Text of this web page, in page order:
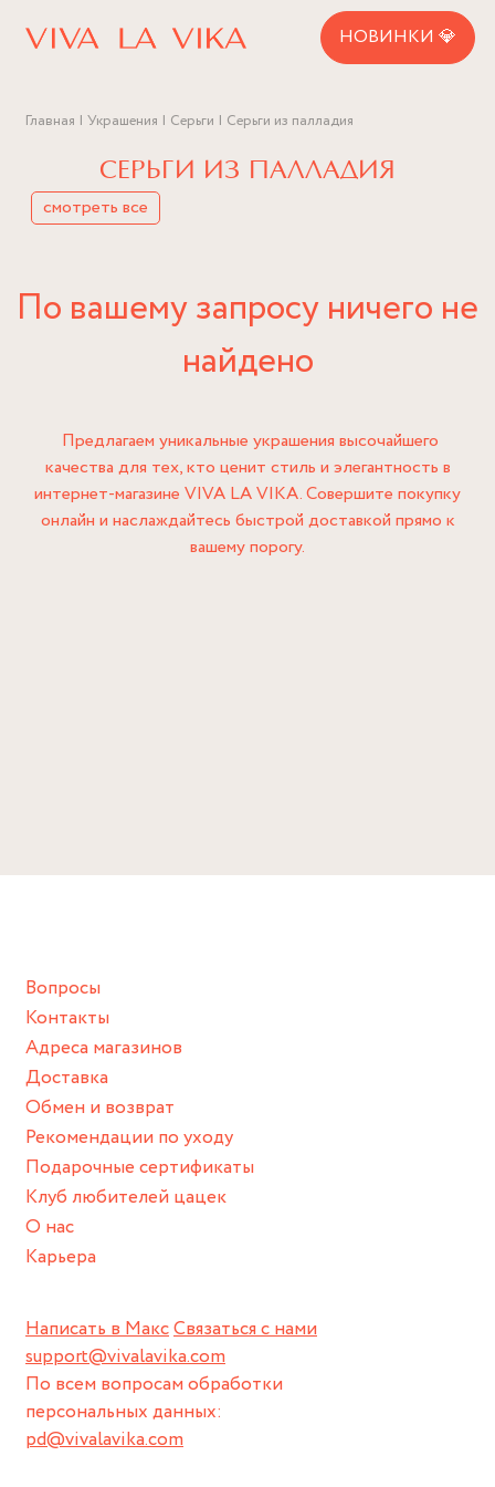
НОВИНКИ 💎
Главная Украшения Серьги Серьги из палладия
СЕРЬГИ ИЗ ПАЛЛАДИЯ
смотреть все
По вашему запросу ничего не
найдено
Предлагаем уникальные украшения высочайшего
качества для тех, кто ценит стиль и элегантность в
интернет-магазине VIVA LA VIKA. Совершите покупку
онлайн и наслаждайтесь быстрой доставкой прямо к
вашему порогу.
Написать в МаксСвязаться с нами
support@vivalavika.com
По всем вопросам обработки
персональных данных:
pd@vivalavika.com
Вопросы
Контакты
Адреса магазинов
Доставка
Обмен и возврат
Рекомендации по уходу
Подарочные сертификаты
Клуб любителей цацек
О нас
Карьера